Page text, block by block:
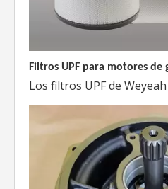
Los filtros UPF de